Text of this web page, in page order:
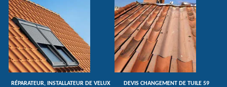
RÉPARATEUR, INSTALLATEUR DE VELUX
DEVIS CHANGEMENT DE TUILE 59